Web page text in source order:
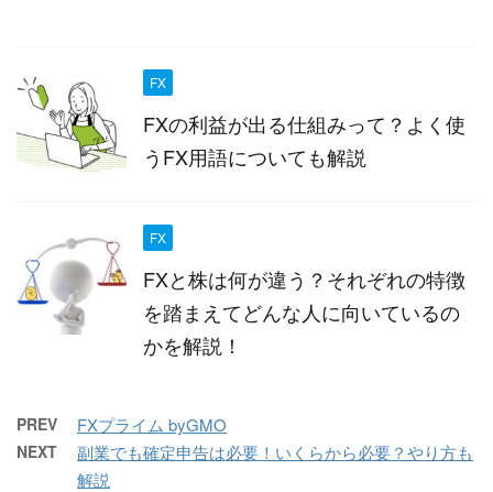
FX
FXの利益が出る仕組みって？よく使
うFX用語についても解説
FX
FXと株は何が違う？それぞれの特徴
を踏まえてどんな人に向いているの
かを解説！
PREV FXプライム byGMO
NEXT
副業でも確定申告は必要！いくらから必要？やり方も
解説